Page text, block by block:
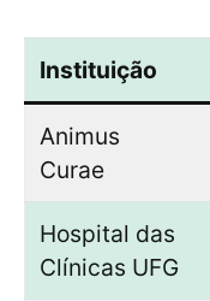
Instituição
Animus
Curae
Hospital das
Clínicas UFG